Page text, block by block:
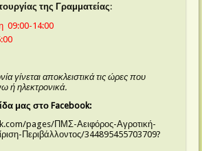
της Γραμματείας:
09:00-14:00
γίνεται αποκλειστικά τις ώρες που
ή ηλεκτρονικά.
μας στο Facebook:
pages/ΠΜΣ-Αειφόρος-Αγροτική-
Περιβάλλοντος/344895455703709?